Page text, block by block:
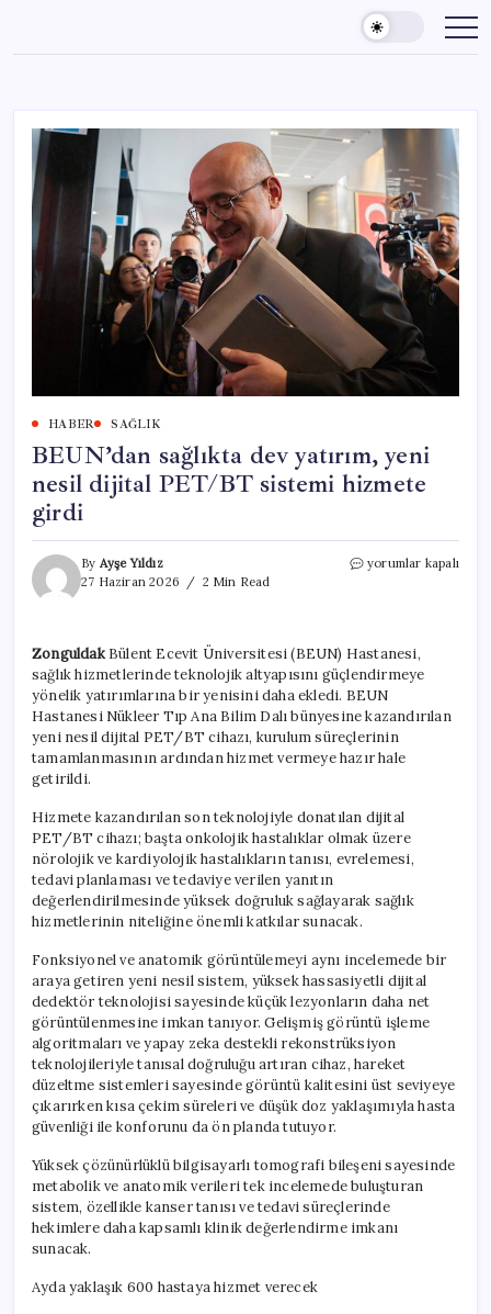
content
HABER SAĞLIK
BEUN’dan sağlıkta dev yatırım, yeni
nesil dijital PET/BT sistemi hizmete
girdi
By Ayşe Yıldız
27 Haziran 2026
2 Min Read
BEUN’dan
nesil
dijital
PET/BT
sistemi
hizmete
için
yorumlar kapalı
ZonguldakBülent Ecevit Üniversitesi (BEUN) Hastanesi,
sağlık hizmetlerinde teknolojik altyapısını güçlendirmeye
yönelik yatırımlarına bir yenisini daha ekledi. BEUN
Hastanesi Nükleer Tıp Ana Bilim Dalı bünyesine kazandırılan
yeni nesil dijital PET/BT cihazı, kurulum süreçlerinin
tamamlanmasının ardından hizmet vermeye hazır hale
getirildi.
Hizmete kazandırılan son teknolojiyle donatılan dijital
PET/BT cihazı; başta onkolojik hastalıklar olmak üzere
nörolojik ve kardiyolojik hastalıkların tanısı, evrelemesi,
tedavi planlaması ve tedaviye verilen yanıtın
değerlendirilmesinde yüksek doğruluk sağlayarak sağlık
hizmetlerinin niteliğine önemli katkılar sunacak.
Fonksiyonel ve anatomik görüntülemeyi aynı incelemede bir
araya getiren yeni nesil sistem, yüksek hassasiyetli dijital
dedektör teknolojisi sayesinde küçük lezyonların daha net
görüntülenmesine imkan tanıyor. Gelişmiş görüntü işleme
algoritmaları ve yapay zeka destekli rekonstrüksiyon
teknolojileriyle tanısal doğruluğu artıran cihaz, hareket
düzeltme sistemleri sayesinde görüntü kalitesini üst seviyeye
çıkarırken kısa çekim süreleri ve düşük doz yaklaşımıyla hasta
güvenliği ile konforunu da ön planda tutuyor.
Yüksek çözünürlüklü bilgisayarlı tomografi bileşeni sayesinde
metabolik ve anatomik verileri tek incelemede buluşturan
sistem, özellikle kanser tanısı ve tedavi süreçlerinde
hekimlere daha kapsamlı klinik değerlendirme imkanı
sunacak.
Ayda yaklaşık 600 hastaya hizmet verecek